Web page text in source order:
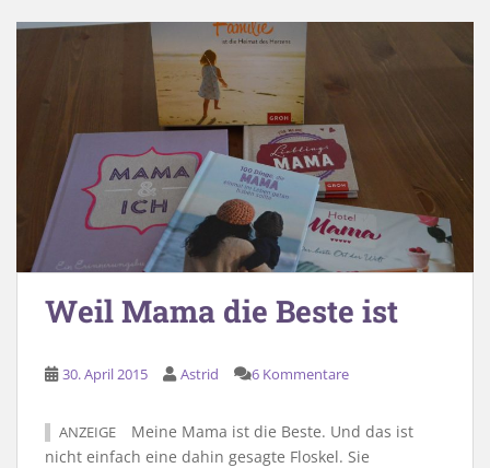
Weil Mama die Beste ist
30. April 2015 Astrid 6 Kommentare
ANZEIGE
Meine Mama ist die Beste. Und das ist
nicht einfach eine dahin gesagte Floskel. Sie